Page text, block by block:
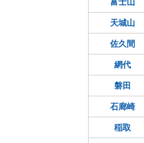
天城山
佐久間
網代
磐田
石廊崎
稲取